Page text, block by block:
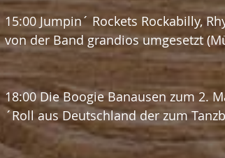
15:00 Jumpin´ Rockets Rockabilly,
von der Band grandios umgesetzt
18:00 Die Boogie Banausen zum 2.
´Roll aus Deutschland der zum